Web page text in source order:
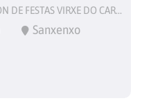
ASOCIACIÓN COMISIÓN DE FESTAS VIRXE DO CARME
Sanxenxo